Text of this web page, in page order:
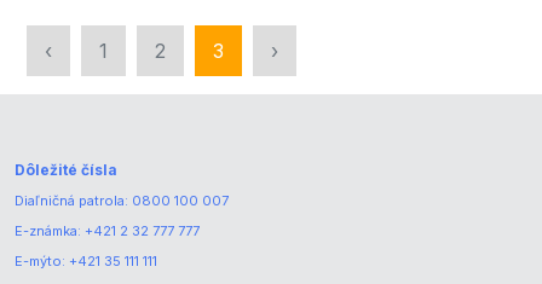
‹ 1 2 3 ›
Dôležité čísla
Diaľničná patrola: 0800 100 007
E-známka: +421 2 32 777 777
E-mýto: +421 35 111 111